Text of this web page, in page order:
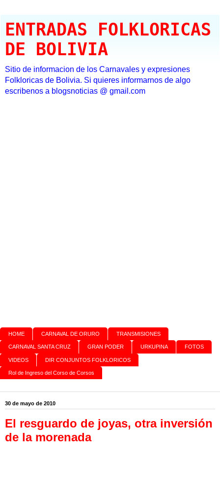
ENTRADAS FOLKLORICAS
DE BOLIVIA
Sitio de informacion de los Carnavales y expresiones
Folkloricas de Bolivia. Si quieres informarnos de algo
escribenos a blogsnoticias @ gmail.com
HOME CARNAVAL DE ORURO TRANSMISIONES
CARNAVAL SANTA CRUZ GRAN PODER URKUPINA FOTOS
VIDEOS DIR CONJUNTOS FOLKLORICOS
Rol de Ingreso del Corso de Corsos
30 de mayo de 2010
El resguardo de joyas, otra inversión
de la morenada